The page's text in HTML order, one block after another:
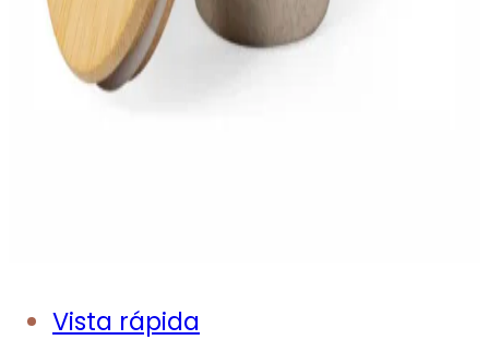
Vista rápida